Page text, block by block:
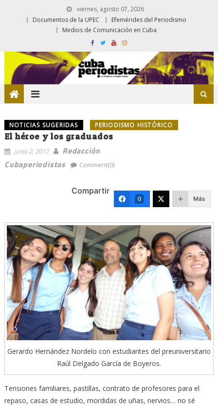
viernes, agosto 07, 2026
Documentos de la UPEC
Efemérides del Periodismo
Medios de Comunicación en Cuba
NOTICIAS SUGERIDAS PERIODISMO HISTÓRICO
El héroe y los graduados
junio 2, 2017
Redacción
Cubaperiodistas
Comment(0)
Compartir
0 Más
Gerardo Hernández Nordelo con estudiantes del preuniversitario
Raúl Delgado García de Boyeros.
Tensiones familiares, pastillas, contrato de profesores para el
repaso, casas de estudio, mordidas de uñas, nervios… no sé